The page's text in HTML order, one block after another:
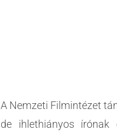
A Nemzeti Filmintézet
de ihlethiányos